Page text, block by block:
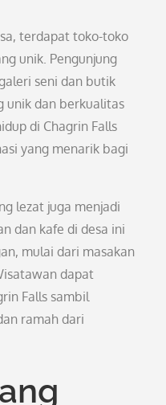
terdapat toko-toko
unik. Pengunjung
seni dan butik
unik dan berkualitas
di Chagrin Falls
yang menarik bagi
lezat juga menjadi
dan kafe di desa ini
mulai dari masakan
dapat
Falls sambil
ramah dari